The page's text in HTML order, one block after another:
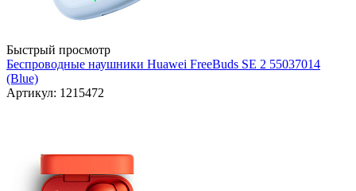
Быстрый просмотр
Беспроводные наушники Huawei FreeBuds SE 2 55037014
(Blue)
Артикул: 1215472